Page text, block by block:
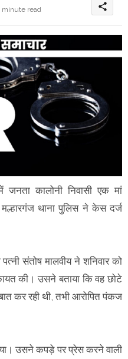
minute read share
कालोनी निवासी एक मां
थाना पुलिस ने केस दर्ज
पत्नी संतोष मालवीय ने शनिवार को
की। उसने बताया कि वह छोटे
कर रही थी, तभी आरोपित पंकज
उसने कपड़े पर प्रेस करने वाली